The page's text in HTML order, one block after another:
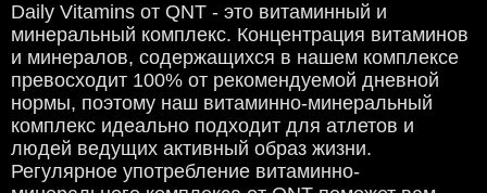
Daily Vitamins от QNT - это витаминный и
минеральный комплекс. Концентрация витаминов
и минералов, содержащихся в нашем комплексе
превосходит 100% от рекомендуемой дневной
нормы, поэтому наш витаминно-минеральный
комплекс идеально подходит для атлетов и
людей ведущих активный образ жизни.
Регулярное употребление витаминно-